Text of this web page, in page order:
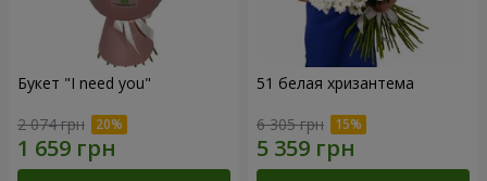
Букет "I need you"
2 074 грн
51 белая хризантема
6 305 грн